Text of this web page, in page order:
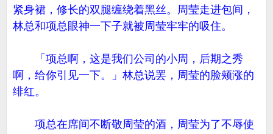
紧身裙，修长的双腿缠绕着黑丝。周莹走进包间，
林总和项总眼神一下子就被周莹牢牢的吸住。
「项总啊，这是我们公司的小周，后期之秀
啊，给你引见一下。」林总说罢，周莹的脸颊涨的
绯红。
项总在席间不断敬周莹的酒，周莹为了不辱使